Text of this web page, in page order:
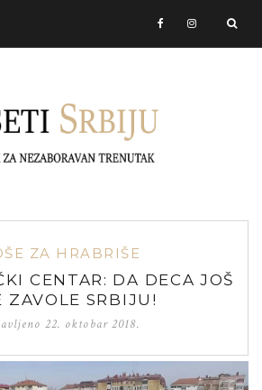
ZA HRABRIŠE
CENTAR: DA DECA JOŠ
ZAVOLE SRBIJU!
22. oktobar 2018.